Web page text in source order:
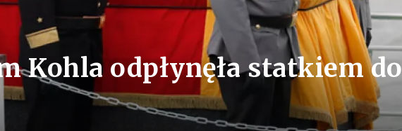
Kohla odpłynęła statkiem do